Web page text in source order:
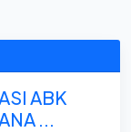
ABK
...